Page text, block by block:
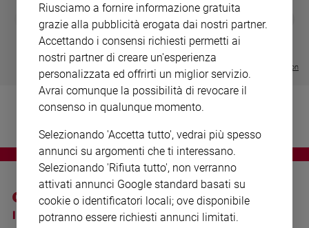
Ambiente
Diritti
Aziende
di
valore
LE GRANDI BASILICHE ITALIANE
- VOL DA 1 AL 5
DIARIO G 2026-27
€ 8,90
- € 8,90
1 - 2
Visualizza tutte le collection
I SITI SAN PAOLO NOTE LEGALI
Riusciamo a fornire informazione gratuita
grazie alla pubblicità erogata dai nostri partner.
Accettando i consensi richiesti permetti ai
nostri partner di creare un'esperienza
personalizzata ed offrirti un miglior servizio.
Avrai comunque la possibilità di revocare il
consenso in qualunque momento.
Selezionando 'Accetta tutto', vedrai più spesso
annunci su argomenti che ti interessano.
Selezionando 'Rifiuta tutto', non verranno
attivati annunci Google standard basati su
cookie o identificatori locali; ove disponibile
potranno essere richiesti annunci limitati.